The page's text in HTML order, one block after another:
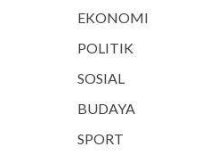
EKONOMI
POLITIK
SOSIAL
BUDAYA
SPORT